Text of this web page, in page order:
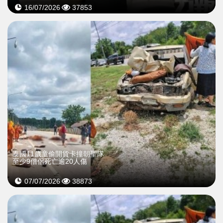
16/07/2026 37853
泰國11歲童偷開貨卡撞朝聖隊
至少9僧侶死亡逾20人傷
07/07/2026 38873